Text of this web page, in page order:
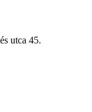
utca 45.